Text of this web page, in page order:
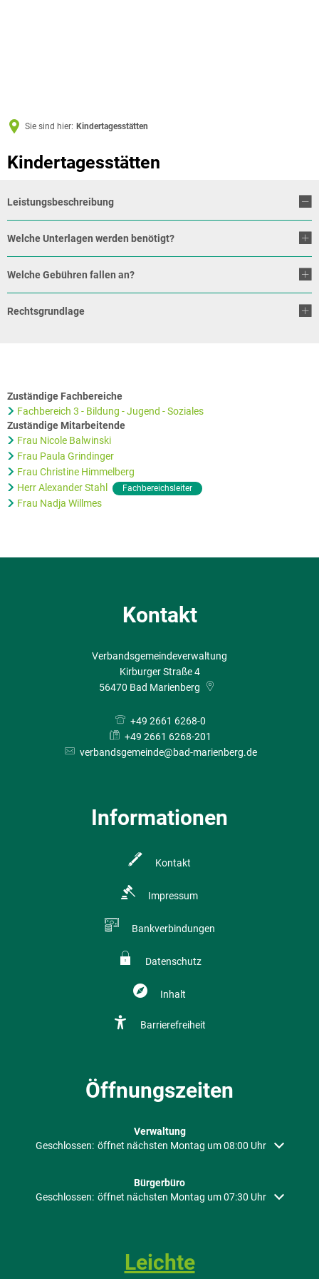
Sie sind hier: Kindertagesstätten
Kindertagesstätten
Leistungsbeschreibung
Welche Unterlagen werden benötigt?
Welche Gebühren fallen an?
Rechtsgrundlage
Zuständige Fachbereiche
Fachbereich 3 - Bildung - Jugend - Soziales
Zuständige Mitarbeitende
Frau Nicole Balwinski
Frau Paula Grindinger
Frau Christine Himmelberg
Herr Alexander Stahl
Fachbereichsleiter
Frau Nadja Willmes
Kontakt
Verbandsgemeindeverwaltung
Kirburger Straße 4
56470 Bad Marienberg
+49 2661 6268-0
+49 2661 6268-201
verbandsgemeinde@bad-marienberg.de
Informationen
Kontakt
Impressum
Bankverbindungen
Datenschutz
Inhalt
Barrierefreiheit
Öffnungszeiten
Verwaltung
Klicken, um weitere Öffnungs- oder Schließzeiten auszublenden
Geschlossen: öffnet nächsten Montag um 08:00 Uhr
Bürgerbüro
Klicken, um weitere Öffnungs- oder Schließzeiten auszublenden
Geschlossen: öffnet nächsten Montag um 07:30 Uhr
Leichte